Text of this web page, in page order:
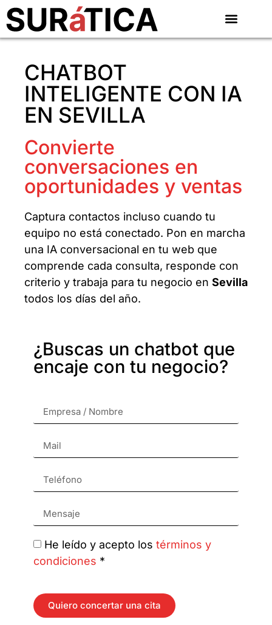
CHATBOT
INTELIGENTE CON IA
EN SEVILLA
Convierte
conversaciones en
oportunidades y ventas
Captura contactos incluso cuando tu
equipo no está conectado. Pon en marcha
una IA conversacional en tu web que
comprende cada consulta, responde con
criterio y trabaja para tu negocio en Sevilla
todos los días del año.
¿Buscas un chatbot que
encaje con tu negocio?
He leído y acepto los términos y
condiciones *
Quiero concertar una cita